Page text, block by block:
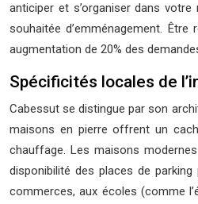
anticiper et s’organiser dans
souhaitée d’emménagement.
augmentation de 20% des
Spécificités locales de
Cabessut se distingue par son
maisons en pierre offrent un
chauffage. Les maisons
disponibilité des places de
commerces, aux écoles (comme